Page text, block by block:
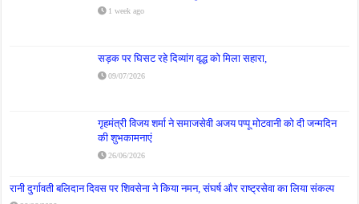
1 week ago
सड़क पर घिसट रहे दिव्यांग वृद्ध को मिला सहारा,
09/07/2026
गृहमंत्री विजय शर्मा ने समाजसेवी अजय पप्पू मोटवानी को दी जन्मदिन
की शुभकामनाएं
26/06/2026
रानी दुर्गावती बलिदान दिवस पर शिवसेना ने किया नमन, संघर्ष और राष्ट्रसेवा का लिया संकल्प